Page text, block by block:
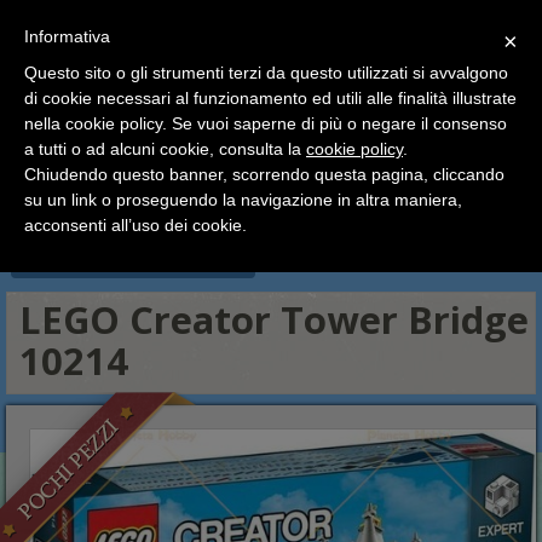
HOME Lego
Lego Ideas - Cuusoo
LEGO Creator Tower Bridge 10214
Lego Minifigures
Lego Harry Potter e Fantastic Beast
Lego Dimensions
Lego Ideas - Cuusoo
Lego Architecture
Esclusive, Modulari ed Edizioni Speciali
LEGO Creator Tower Bridge
10214
×
Ciao a tutti, il negozio sarà chiuso dal 9/08 al 24/08
compreso.
Tutti gli ordini effettuati dopo le 15:00 del 07/08 verranno
spediti a partire dal giorno 25/08.
Buone vacanze a tutti dallo staff di Pianeta Hobby
×
Informativa
Questo sito o gli strumenti terzi da questo utilizzati si avvalgono
di cookie necessari al funzionamento ed utili alle finalità illustrate
nella cookie policy. Se vuoi saperne di più o negare il consenso
a tutti o ad alcuni cookie, consulta la cookie policy.
Chiudendo questo banner, scorrendo questa pagina, cliccando
su un link o proseguendo la navigazione in altra maniera,
acconsenti all’uso dei cookie.